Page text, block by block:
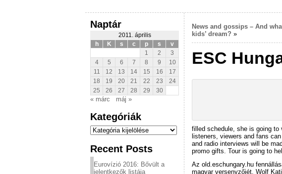
Naptár
2011. április
h
K s c p s
v
1
2
3
4
5 6 7 8 9
10
11
12 13 14 15 16
17
18
19 20 21 22 23
24
25
26 27 28 29 30
« márc máj »
Kategóriák
Kategóriák
Recent Posts
Eurovízió 2016: Bővült a
jelentkezők listája
News and gossips – And
kids’ dream? »
ESC
filled schedule, she is going to
listeners, viewers and fans
and radio interviews will be
promo gifts. Tour is going to
Az old.eschungary.hu
magyar versenyzőjét. Wolf